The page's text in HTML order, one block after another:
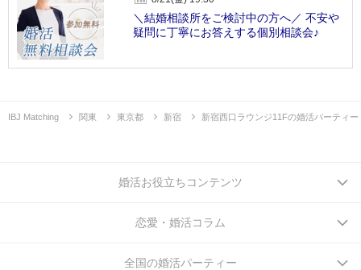
＼結婚相談所をご検討中の方へ／ 不安や
疑問に丁寧にお答えする個別相談会♪
IBJ Matching 関東 東京都 新宿 新宿西口ラウンジ11Fの婚活パーティー
婚活お役立ちコンテンツ
恋愛・婚活コラム
全国の婚活パーティー